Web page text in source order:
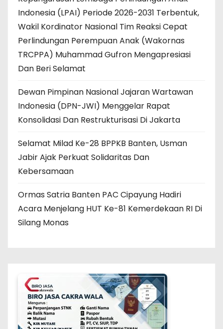
Indonesia (LPAI) Periode 2026-2031 Terbentuk,
Wakil Kordinator Nasional Tim Reaksi Cepat
Perlindungan Perempuan Anak (Wakornas
TRCPPA) Muhammad Gufron Mengapresiasi
Dan Beri Selamat
Dewan Pimpinan Nasional Jajaran Wartawan
Indonesia (DPN-JWI) Menggelar Rapat
Konsolidasi Dan Restrukturisasi Di Jakarta
Selamat Milad Ke-28 BPPKB Banten, Usman
Jabir Ajak Perkuat Solidaritas Dan
Kebersamaan
Ormas Satria Banten PAC Cipayung Hadiri
Acara Menjelang HUT Ke-81 Kemerdekaan RI Di
Silang Monas